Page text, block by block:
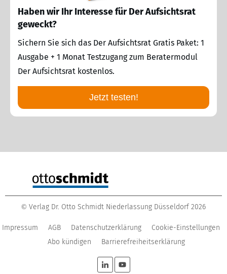
Haben wir Ihr Interesse für Der Aufsichtsrat
geweckt?
Sichern Sie sich das Der Aufsichtsrat Gratis Paket: 1
Ausgabe + 1 Monat Testzugang zum Beratermodul
Der Aufsichtsrat kostenlos.
Jetzt testen!
© Verlag Dr. Otto Schmidt Niederlassung Düsseldorf 2026
Impressum AGB Datenschutzerklärung
Cookie-Einstellungen
Abo kündigen
Barrierefreiheitserklärung